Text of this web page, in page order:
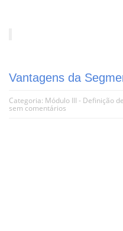
Vantagens da
Categoria: Módulo III - Definição
sem comentários